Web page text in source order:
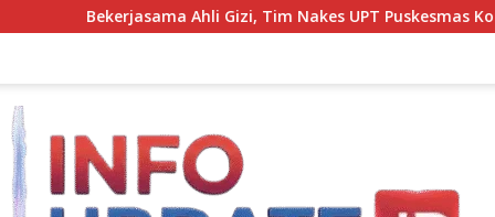
Ahli Gizi, Tim Nakes UPT Puskesmas Kota Bantaeng